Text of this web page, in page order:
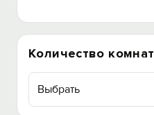
Количество комнат
Выбрать